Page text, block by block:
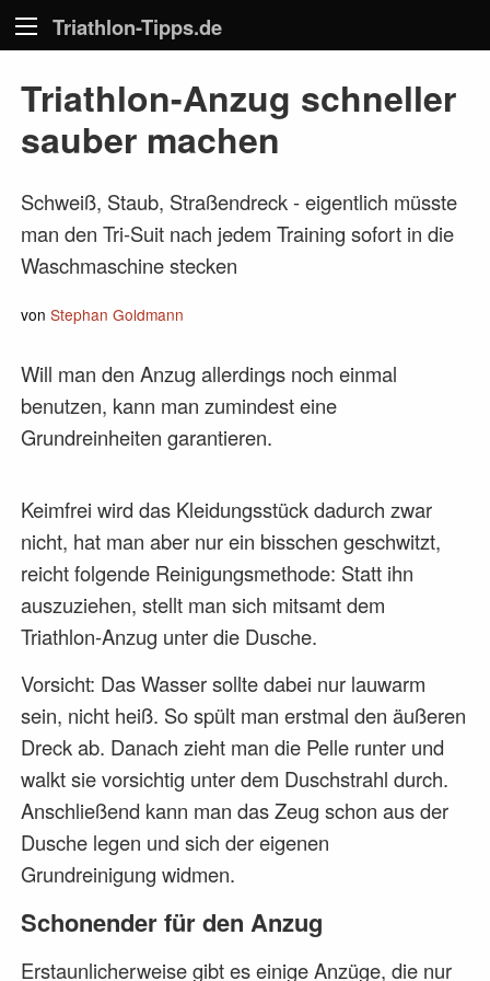
Triathlon-Tipps.de
Triathlon-Anzug schneller
sauber machen
Schweiß, Staub, Straßendreck - eigentlich müsste
man den Tri-Suit nach jedem Training sofort in die
Waschmaschine stecken
von Stephan Goldmann
Will man den Anzug allerdings noch einmal
benutzen, kann man zumindest eine
Grundreinheiten garantieren.
Keimfrei wird das Kleidungsstück dadurch zwar
nicht, hat man aber nur ein bisschen geschwitzt,
reicht folgende Reinigungsmethode: Statt ihn
auszuziehen, stellt man sich mitsamt dem
Triathlon-Anzug unter die Dusche.
Vorsicht: Das Wasser sollte dabei nur lauwarm
sein, nicht heiß. So spült man erstmal den äußeren
Dreck ab. Danach zieht man die Pelle runter und
walkt sie vorsichtig unter dem Duschstrahl durch.
Anschließend kann man das Zeug schon aus der
Dusche legen und sich der eigenen
Grundreinigung widmen.
Schonender für den Anzug
Erstaunlicherweise gibt es einige Anzüge, die nur